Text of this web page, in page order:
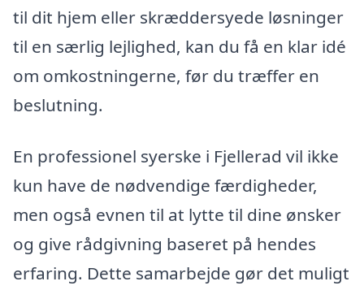
til dit hjem eller skræddersyede løsninger
til en særlig lejlighed, kan du få en klar idé
om omkostningerne, før du træffer en
beslutning.
En professionel syerske i Fjellerad vil ikke
kun have de nødvendige færdigheder,
men også evnen til at lytte til dine ønsker
og give rådgivning baseret på hendes
erfaring. Dette samarbejde gør det muligt